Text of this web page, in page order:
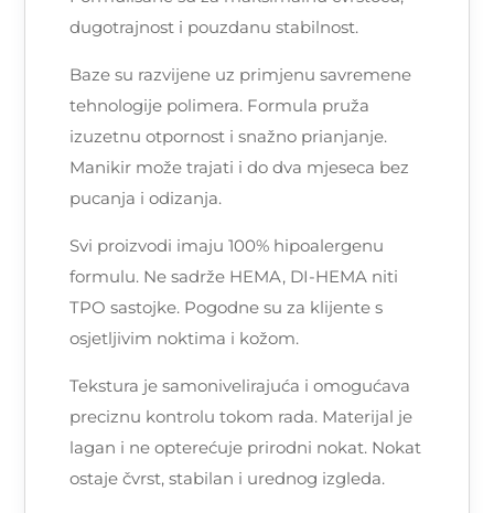
dugotrajnost i pouzdanu stabilnost.
Baze su razvijene uz primjenu savremene
tehnologije polimera. Formula pruža
izuzetnu otpornost i snažno prianjanje.
Manikir može trajati i do dva mjeseca bez
pucanja i odizanja.
Svi proizvodi imaju 100% hipoalergenu
formulu. Ne sadrže HEMA, DI-HEMA niti
TPO sastojke. Pogodne su za klijente s
osjetljivim noktima i kožom.
Tekstura je samonivelirajuća i omogućava
preciznu kontrolu tokom rada. Materijal je
lagan i ne opterećuje prirodni nokat. Nokat
ostaje čvrst, stabilan i urednog izgleda.